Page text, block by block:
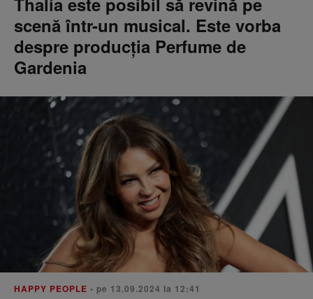
scenă într-un musical. Este vorba
despre producția Perfume de
Gardenia
HAPPY PEOPLE • pe 13.09.2024 la 12:41